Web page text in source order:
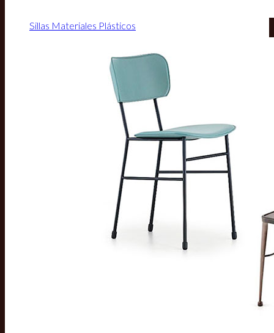
Sillas Materiales Plásticos